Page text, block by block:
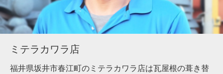
工事店番号 Y18-AZE
ミテラカワラ店
福井県坂井市春江町のミテラカワラ店は瓦屋根の葺き替